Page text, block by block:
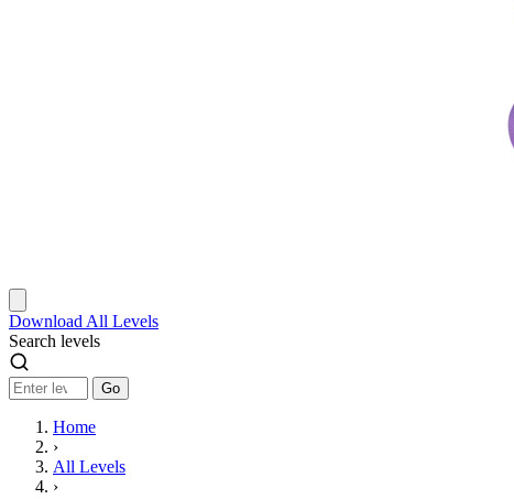
Download All Levels
Search levels
Go
Home
›
All Levels
›